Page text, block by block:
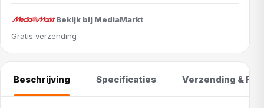
Bekijk bij MediaMarkt
Gratis verzending
Beschrijving Specificaties Verzending &